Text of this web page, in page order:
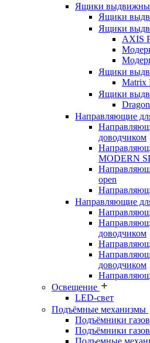
Ящики
Ящики
Ящики
AXIS
Ящики
Matrix
Ящики
Направляющие
доводчиком
MODERN
open
Направляющие
доводчиком
доводчиком
Освещение
LED-свет
Подъёмные механизмы
Подъёмники
Подъёмники
Подъемные